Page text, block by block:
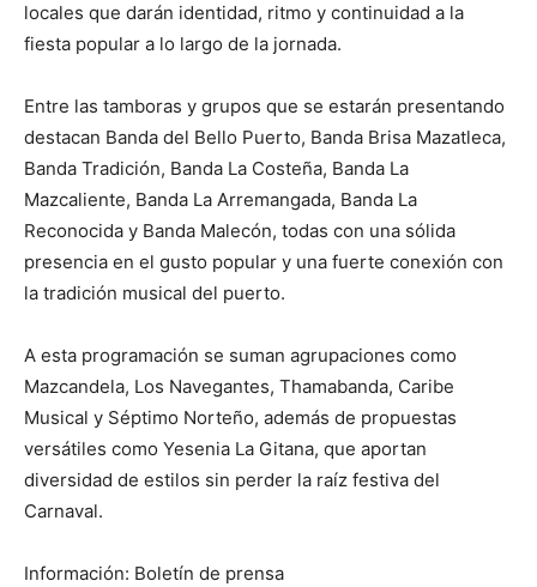
locales que darán identidad, ritmo y continuidad a la
fiesta popular a lo largo de la jornada.
Entre las tamboras y grupos que se estarán presentando
destacan Banda del Bello Puerto, Banda Brisa Mazatleca,
Banda Tradición, Banda La Costeña, Banda La
Mazcaliente, Banda La Arremangada, Banda La
Reconocida y Banda Malecón, todas con una sólida
presencia en el gusto popular y una fuerte conexión con
la tradición musical del puerto.
A esta programación se suman agrupaciones como
Mazcandela, Los Navegantes, Thamabanda, Caribe
Musical y Séptimo Norteño, además de propuestas
versátiles como Yesenia La Gitana, que aportan
diversidad de estilos sin perder la raíz festiva del
Carnaval.
Información: Boletín de prensa